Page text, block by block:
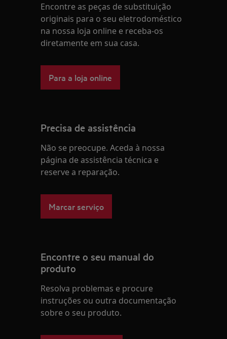
Encontre as peças de substituição
originais para o seu eletrodoméstico
na nossa loja online e receba-os
diretamente em sua casa.
Para a loja online
Precisa de assistência
Não se preocupe. Aceda à nossa
página de assistência técnica e
reserve a reparação.
Marcar serviço
Encontre o seu manual do
produto
Resolva problemas e procure
instruções ou outra documentação
sobre o seu produto.